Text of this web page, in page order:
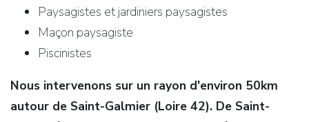
Paysagistes et jardiniers paysagistes
Maçon paysagiste
Piscinistes
Nous intervenons sur un rayon d'environ 50km
autour de Saint-Galmier (Loire 42). De Saint-